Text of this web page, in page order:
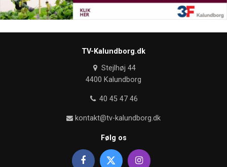
TV-Kalundborg.dk
Stejlhøj 44
4400 Kalundborg
40 45 47 46
kontakt@tv-kalundborg.dk
Følg os